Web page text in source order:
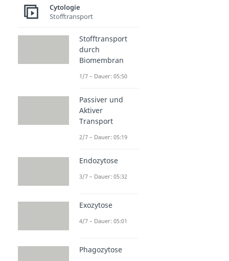
Cytologie
Stofftransport
Stofftransport
durch
Biomembran
1/7 – Dauer: 05:50
Passiver und
Aktiver
Transport
2/7 – Dauer: 05:19
Endozytose
3/7 – Dauer: 05:32
Exozytose
4/7 – Dauer: 05:01
Phagozytose